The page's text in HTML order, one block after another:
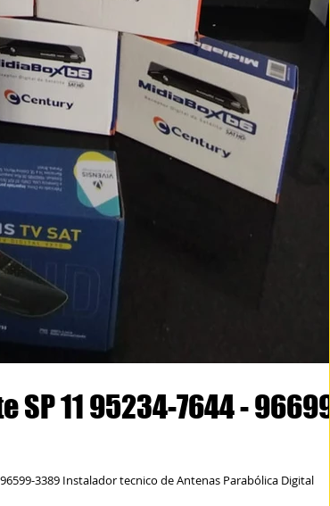
SP 11 95234-7644 - 96699-
Parabólica Digital